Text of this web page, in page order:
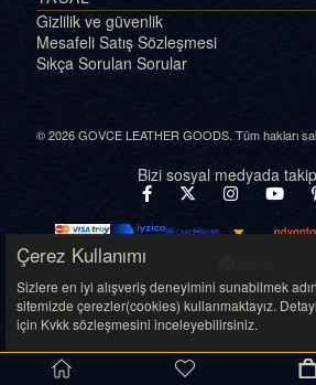
Gizlilik ve güvenlik
Mesafeli Satış Sözleşmesi
Sıkça Sorulan Sorular
© 2026 GOVCE LEATHER GOODS. Tüm hakları
Bizi sosyal medyada
Çerez Kullanımı
Sizlere en iyi alışveriş deneyimini sunabilmek
sitemizde çerezler(cookies) kullanmaktayız.
için Kvkk sözleşmesini inceleyebilirsiniz.